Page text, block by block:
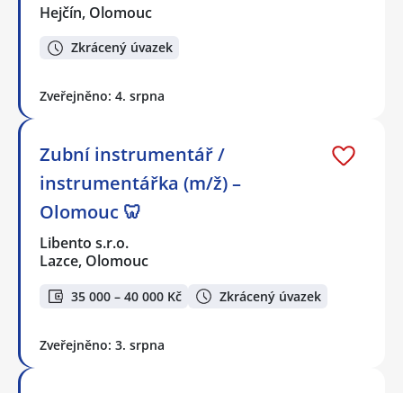
Hejčín, Olomouc
Zkrácený úvazek
Zveřejněno: 4. srpna
Zubní instrumentář /
instrumentářka (m/ž) –
Olomouc 🦷
Libento s.r.o.
Lazce, Olomouc
35 000 – 40 000 Kč Zkrácený úvazek
Zveřejněno: 3. srpna